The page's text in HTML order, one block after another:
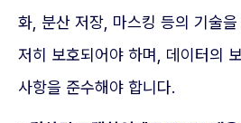
화, 분산 저장, 마스킹 등의 기술
저히 보호되어야 하며, 데이터의
사항을 준수해야 합니다.